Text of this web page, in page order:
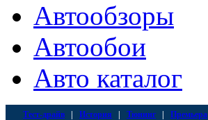
Автообзоры
Автообои
Авто каталог
Тест-драйв История Тюнинг Премьера